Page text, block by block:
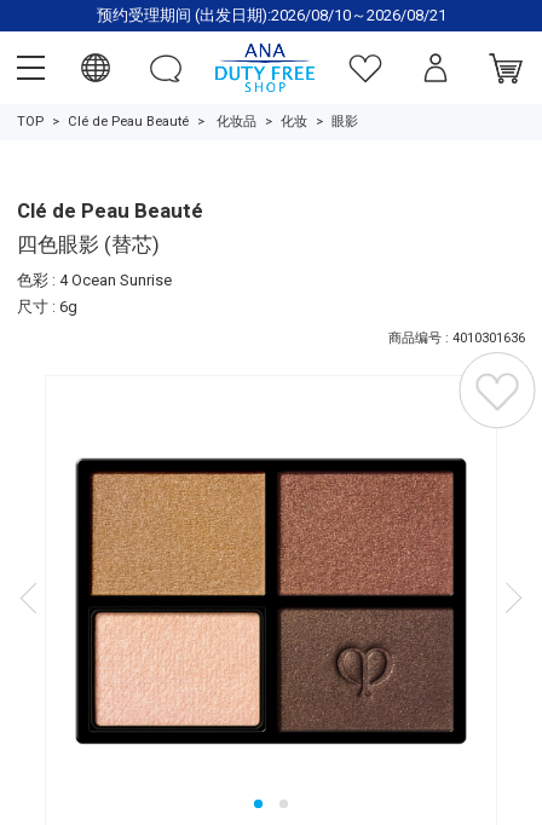
预约受理期间 (出发日期):2026/08/10～2026/08/21
TOP Clé de Peau Beauté 化妆品 化妆 眼影
Clé de Peau Beauté
四色眼影 (替芯)
色彩 : 4 Ocean Sunrise
尺寸 : 6g
商品编号 : 4010301636